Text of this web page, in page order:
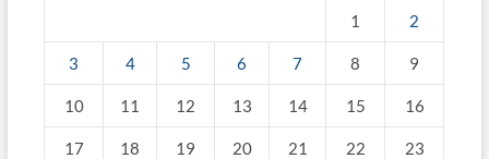
1 2
3 4 5 6 7 8 9
10 11 12 13 14 15 16
17 18 19 20 21 22 23